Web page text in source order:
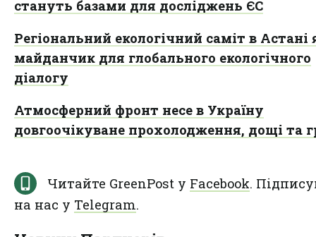
стануть базами для досліджень ЄС
Регіональний екологічний саміт в Астані
майданчик для глобального екологічного
діалогу
Атмосферний фронт несе в Україну
довгоочікуване прохолодження, дощі та
Читайте GreenPost у Facebook.
на нас у Telegram.